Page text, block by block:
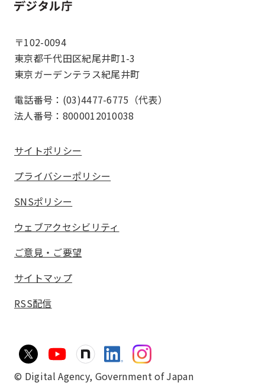
ホーム
〒102-0094
東京都千代田区紀尾井町1-3
東京ガーデンテラス紀尾井町
電話番号：(03)4477-6775（代表）
法人番号：8000012010038
サイトポリシー
プライバシーポリシー
SNSポリシー
ウェブアクセシビリティ
ご意見・ご要望
サイトマップ
RSS配信
© Digital Agency, Government of Japan